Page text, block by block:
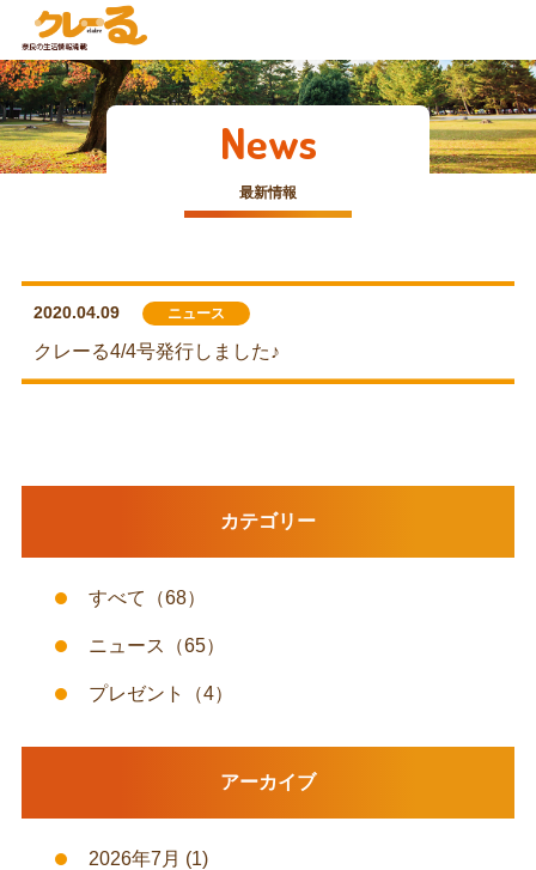
News
最新情報
カテゴリー
すべて （68）
ニュース （65）
プレゼント （4）
アーカイブ
2026年7月 (1)
2020.04.09 ニュース
クレーる4/4号発行しました♪